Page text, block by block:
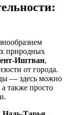
природных
Иштван,
от города.
— здесь можно
также просто